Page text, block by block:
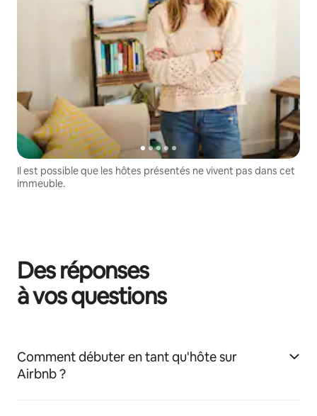
Il est possible que les hôtes présentés ne vivent pas dans cet
immeuble.
Des réponses
à vos questions
Comment débuter en tant qu'hôte sur
Airbnb ?